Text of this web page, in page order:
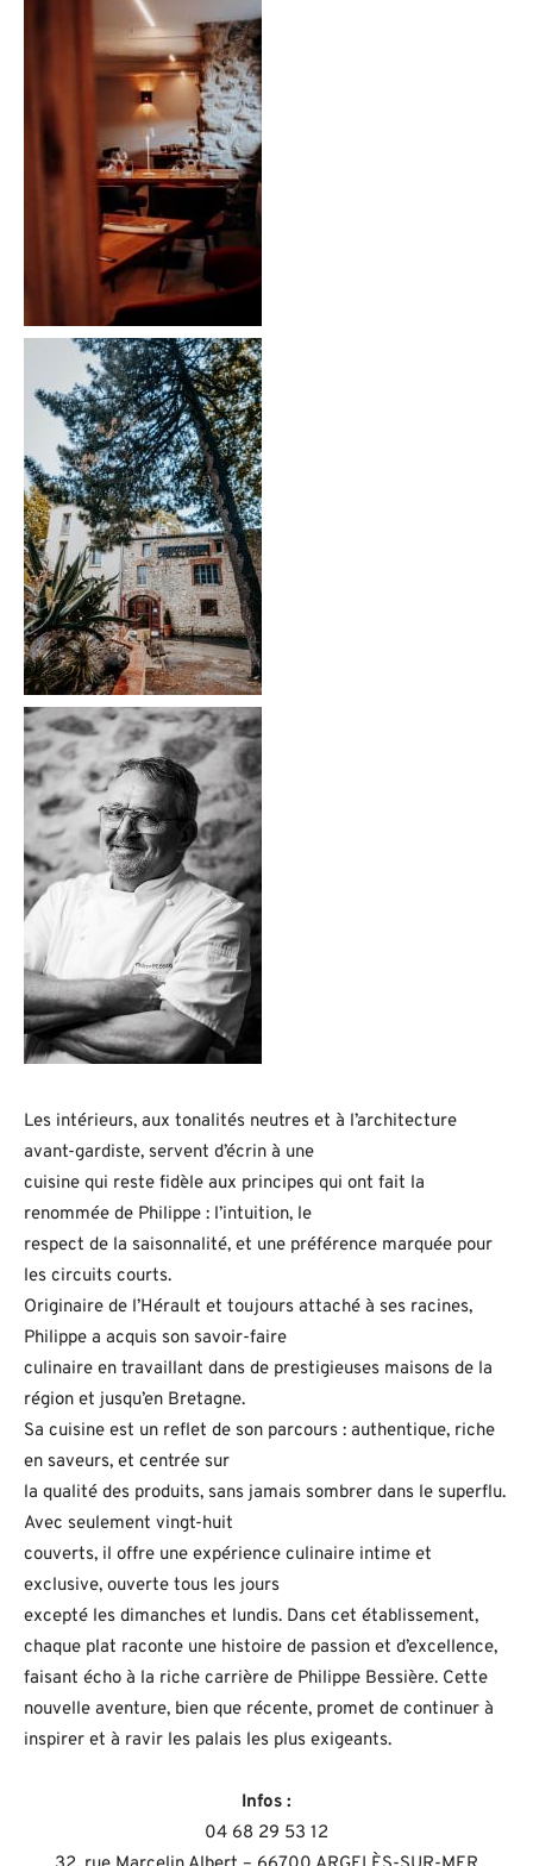
Les intérieurs, aux tonalités neutres et à l’architecture
avant-gardiste, servent d’écrin à une
cuisine qui reste fidèle aux principes qui ont fait la
renommée de Philippe : l’intuition, le
respect de la saisonnalité, et une préférence marquée pour
les circuits courts.
Originaire de l’Hérault et toujours attaché à ses racines,
Philippe a acquis son savoir-faire
culinaire en travaillant dans de prestigieuses maisons de la
région et jusqu’en Bretagne.
Sa cuisine est un reflet de son parcours : authentique, riche
en saveurs, et centrée sur
la qualité des produits, sans jamais sombrer dans le superflu.
Avec seulement vingt-huit
couverts, il offre une expérience culinaire intime et
exclusive, ouverte tous les jours
excepté les dimanches et lundis. Dans cet établissement,
chaque plat raconte une histoire de passion et d’excellence,
faisant écho à la riche carrière de Philippe Bessière. Cette
nouvelle aventure, bien que récente, promet de continuer à
inspirer et à ravir les palais les plus exigeants.
Infos :
04 68 29 53 12